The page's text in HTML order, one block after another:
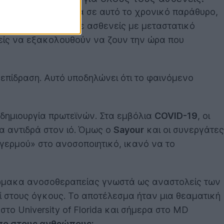
το εμβόλιο μέσα σε αυτό το χρονικό παράθυρο,
και σε ασθενείς με μεταστατικό
να εξακολουθούν να ζουν την ώρα που
Αυτό υποδηλώνει ότι το φαινόμενο
πρωτεϊνών. Στα εμβόλια COVID-19, οι
αντιδρά στον ιό. Όμως ο Sayour και οι συνεργάτες
στο ανοσοποιητικό, ικανό να το
ανοσοθεραπείας γνωστά ως αναστολείς των
όγκους. Το αποτέλεσμα ήταν μια θεαματική
στο University of Florida και σήμερα στο MD